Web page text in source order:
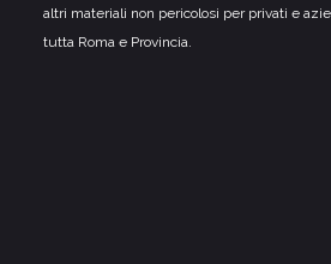
altri materiali non pericolosi per privati e
tutta Roma e Provincia.